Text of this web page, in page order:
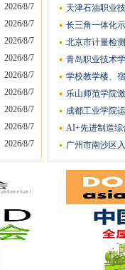
2026/8/7
2026/8/7
2026/8/7
2026/8/7
2026/8/7
2026/8/7
2026/8/7
2026/8/7
2026/8/7
天津石油职业
长三角一体化
北京市计量检
青岛职业技术
学校教学楼、
乐山师范学院
成都工业学院
AI+先进制造综
广州市南沙区